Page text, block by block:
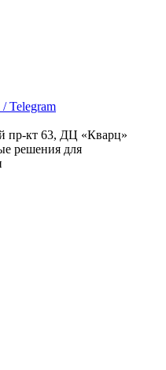
Telegram
пр-кт 63, ДЦ «Кварц»
решения для